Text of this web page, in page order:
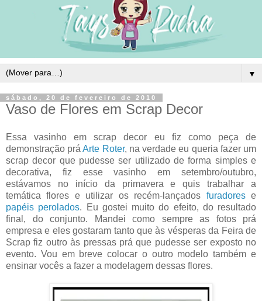
▼
sábado, 20 de fevereiro de 2010
Vaso de Flores em Scrap Decor
Essa vasinho em scrap decor eu fiz como peça de
demonstração práArte Roter, na verdade eu queria fazer um
scrap decor que pudesse ser utilizado de forma simples e
decorativa, fiz esse vasinho em setembro/outubro,
estávamos no início da primavera e quis trabalhar a
temática flores e utilizar os recém-lançados furadorese
papéis perolados. Eu gostei muito do efeito, do resultado
final, do conjunto. Mandei como sempre as fotos prá
empresa e eles gostaram tanto que às vésperas da Feira de
Scrap fiz outro às pressas prá que pudesse ser exposto no
evento. Vou em breve colocar o outro modelo também e
ensinar vocês a fazer a modelagem dessas flores.